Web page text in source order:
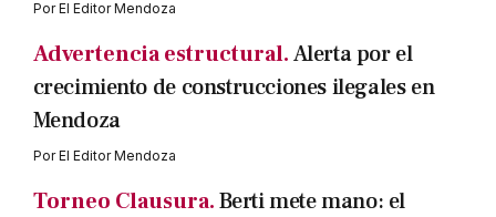
PorEl Editor Mendoza
Advertencia estructural.Alerta por el
crecimiento de construcciones ilegales en
Mendoza
PorEl Editor Mendoza
Torneo Clausura.Berti mete mano: el